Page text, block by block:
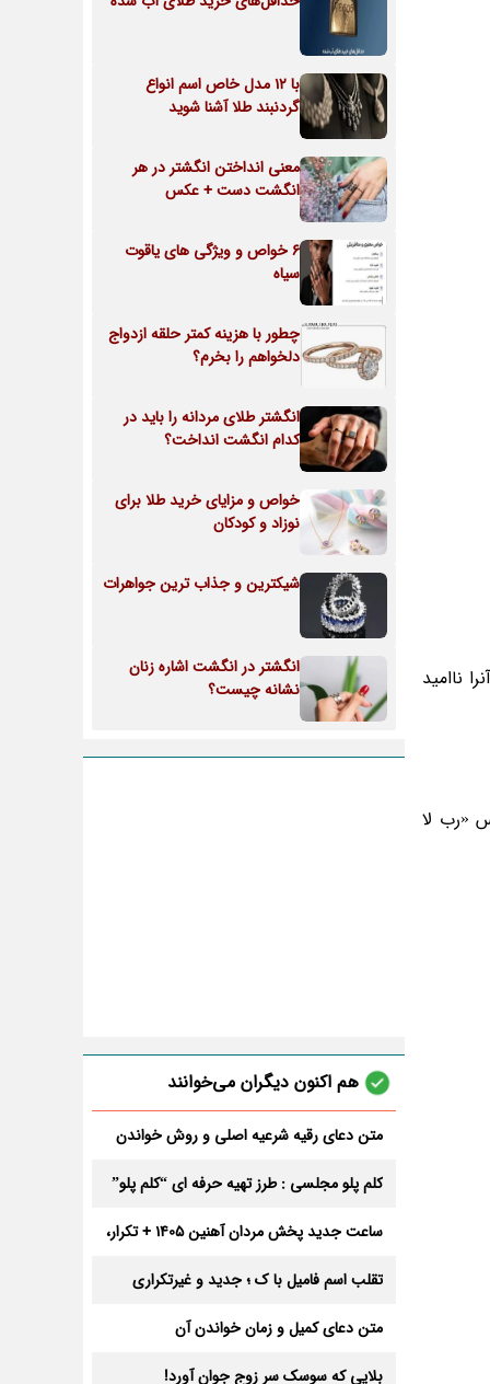
ناامید
«رب لا
با 12 مدل خاص اسم انواع
گردنبند طلا آشنا شوید
معنی انداختن انگشتر در هر
انگشت دست + عکس
6 خواص و ویژگی های یاقوت
سیاه
چطور با هزینه کمتر حلقه ازدواج
دلخواهم را بخرم؟
انگشتر طلای مردانه را باید در
کدام انگشت انداخت؟
خواص و مزایای خرید طلا برای
نوزاد و کودکان
شیکترین و جذاب ترین جواهرات
انگشتر در انگشت اشاره زنان
نشانه چیست؟
هم اکنون دیگران می‌خوانند
متن دعای رقیه شرعیه اصلی و روش خواندن
کلم پلو مجلسی : طرز تهیه حرفه ای “کلم پلو”
ساعت جدید پخش مردان آهنین 1405 + تکرار،
تقلب اسم فامیل با ک ؛ جدید و غیرتکراری
متن دعای کمیل و زمان خواندن آن
بلایی که سوسک سر زوج جوان آورد!